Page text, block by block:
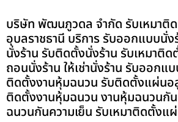
บริษัท พัฒนภูวดล จำกัด รับเหมาติ
อุบลราชธานี บริการ รับออกแบบนั่ง
นั่งร้าน รับติดตั้งนั่งร้าน รับเหมาติด
ถอนนั่งร้าน ให้เช่านั่งร้าน รับออกแ
ติดตั้งงานหุ้มฉนวน รับติดตั้งแผ่นอ
ติดตั้งงานหุ้มฉนวน งานหุ้มฉนวนกั
ฉนวนกันความเย็น รับเหมาติดตั้งแ